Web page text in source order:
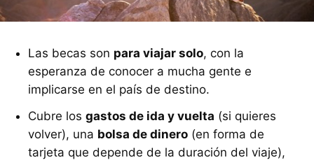
Las becas son para viajar solo, con la
esperanza de conocer a mucha gente e
implicarse en el país de destino.
Cubre los gastos de ida y vuelta (si quieres
volver), una bolsa de dinero (en forma de
tarjeta que depende de la duración del viaje),